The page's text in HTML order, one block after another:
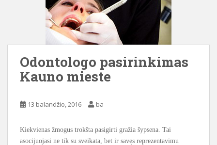
Odontologo pasirinkimas
Kauno mieste
13 balandžio, 2016 ba
Kiekvienas žmogus trokšta pasigirti gražia šypsena. Tai
asocijuojasi ne tik su sveikata, bet ir savęs reprezentavimu